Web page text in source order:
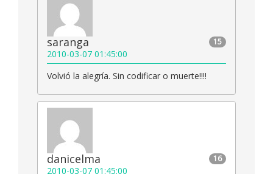
15
saranga
2010-03-07 01:45:00
Volvió la alegría. Sin codificar o muerte!!!!
16
danicelma
2010-03-07 01:45:00